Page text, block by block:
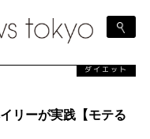
ダイエット
リーが実践【モテる